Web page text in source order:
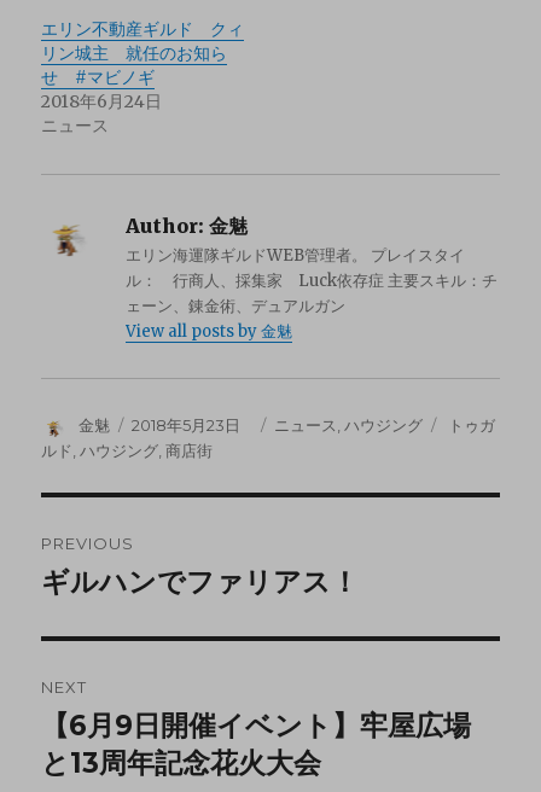
エリン不動産ギルド クィ
リン城主 就任のお知ら
せ #マビノギ
2018年6月24日
ニュース
Author: 金魅
エリン海運隊ギルドWEB管理者。 プレイスタイ
ル： 行商人、採集家 Luck依存症 主要スキル：チ
ェーン、錬金術、デュアルガン
View all posts by 金魅
金魅 2018年5月23日 ニュース ,ハウジング
トゥガ
ルド ,ハウジング ,商店街
PREVIOUS
ギルハンでファリアス！
NEXT
【6月9日開催イベント】牢屋広場
と13周年記念花火大会